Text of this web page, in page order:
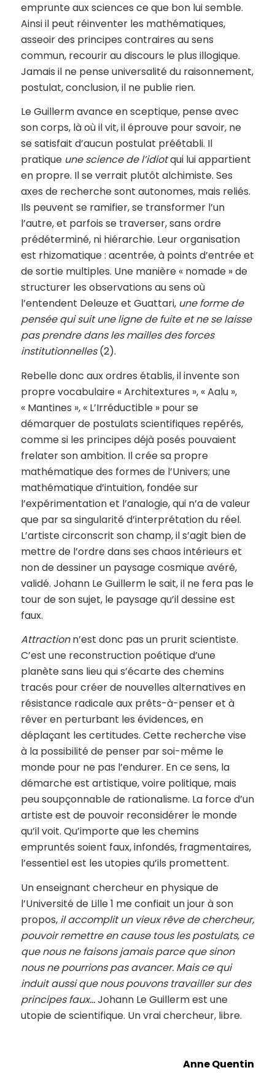
emprunte aux sciences ce que bon lui semble.
Ainsi il peut réinventer les mathématiques,
asseoir des principes contraires au sens
commun, recourir au discours le plus illogique.
Jamais il ne pense universalité du raisonnement,
postulat, conclusion, il ne publie rien.
Le Guillerm avance en sceptique, pense avec
son corps, là où il vit, il éprouve pour savoir, ne
se satisfait d’aucun postulat préétabli. Il
pratique une science de l’idiotqui lui appartient
en propre. Il se verrait plutôt alchimiste. Ses
axes de recherche sont autonomes, mais reliés.
Ils peuvent se ramifier, se transformer l’un
l’autre, et parfois se traverser, sans ordre
prédéterminé, ni hiérarchie. Leur organisation
est rhizomatique : acentrée, à points d’entrée et
de sortie multiples. Une manière « nomade » de
structurer les observations au sens où
l’entendent Deleuze et Guattari, une forme de
pensée qui suit une ligne de fuite et ne se laisse
pas prendre dans les mailles des forces
institutionnelles(2).
Rebelle donc aux ordres établis, il invente son
propre vocabulaire « Architextures », « Aalu »,
« Mantines », « L’Irréductible » pour se
démarquer de postulats scientifiques repérés,
comme si les principes déjà posés pouvaient
frelater son ambition. Il crée sa propre
mathématique des formes de l’Univers; une
mathématique d’intuition, fondée sur
l’expérimentation et l’analogie, qui n’a de valeur
que par sa singularité d’interprétation du réel.
L’artiste circonscrit son champ, il s’agit bien de
mettre de l’ordre dans ses chaos intérieurs et
non de dessiner un paysage cosmique avéré,
validé. Johann Le Guillerm le sait, il ne fera pas le
tour de son sujet, le paysage qu’il dessine est
faux.
Attractionn’est donc pas un prurit scientiste.
C’est une reconstruction poétique d’une
planète sans lieu qui s’écarte des chemins
tracés pour créer de nouvelles alternatives en
résistance radicale aux prêts-à-penser et à
rêver en perturbant les évidences, en
déplaçant les certitudes. Cette recherche vise
à la possibilité de penser par soi-même le
monde pour ne pas l’endurer. En ce sens, la
démarche est artistique, voire politique, mais
peu soupçonnable de rationalisme. La force d’un
artiste est de pouvoir reconsidérer le monde
qu’il voit. Qu’importe que les chemins
empruntés soient faux, infondés, fragmentaires,
l’essentiel est les utopies qu’ils promettent.
Un enseignant chercheur en physique de
l’Université de Lille 1 me confiait un jour à son
propos, il accomplit un vieux rêve de chercheur,
pouvoir remettre en cause tous les postulats, ce
que nous ne faisons jamais parce que sinon
nous ne pourrions pas avancer. Mais ce qui
induit aussi que nous pouvons travailler sur des
principes faux…Johann Le Guillerm est une
utopie de scientifique. Un vrai chercheur, libre.
Anne Quentin